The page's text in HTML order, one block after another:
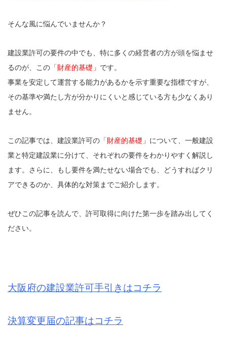
そんな風に悩んでいませんか？
建設業許可の要件の中でも、特に多くの経営者の方が頭を悩ませ
るのが、この 「財産的基礎」 です。
事業を安定して運営する能力があるかを示す重要な指標ですが、
その基準や満たし方が分かりにくいと感じている方も少なくあり
ません。
この記事では、建設業許可の 「財産的基礎」 について、一般建設
業と特定建設業に分けて、それぞれの要件をわかりやすく解説し
ます。さらに、もし要件を満たせない場合でも、どうすればクリ
アできるのか、具体的な対策までご紹介します。
ぜひこの記事を読んで、許可取得に向けた第一歩を踏み出してく
ださい。
大阪府の建設業許可手引きはコチラ
決算変更届の記事はコチラ